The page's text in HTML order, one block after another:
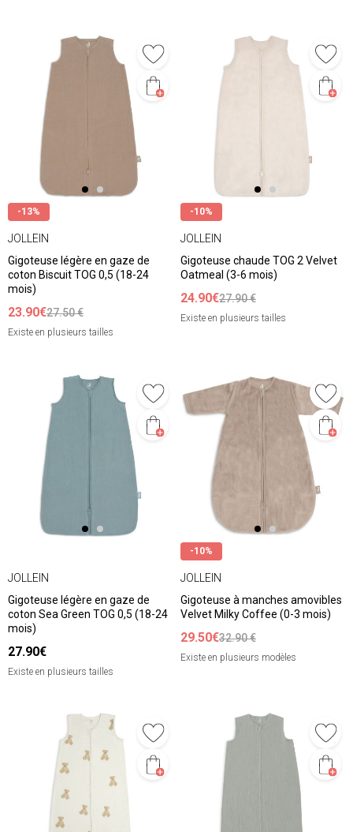
-13%
JOLLEIN
Gigoteuse légère en gaze de
coton Biscuit TOG 0,5 (18-24
mois)
23.90€27.50 €
Existe en plusieurs tailles
-10%
JOLLEIN
Gigoteuse chaude TOG 2 Velvet
Oatmeal (3-6 mois)
24.90€27.90 €
Existe en plusieurs tailles
JOLLEIN
Gigoteuse légère en gaze de
coton Sea Green TOG 0,5 (18-24
mois)
27.90€
Existe en plusieurs tailles
-10%
JOLLEIN
Gigoteuse à manches amovibles
Velvet Milky Coffee (0-3 mois)
29.50€32.90 €
Existe en plusieurs modèles